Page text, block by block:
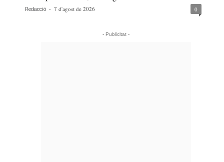
Redacció - 7 d'agost de 2026 0
- Publicitat -